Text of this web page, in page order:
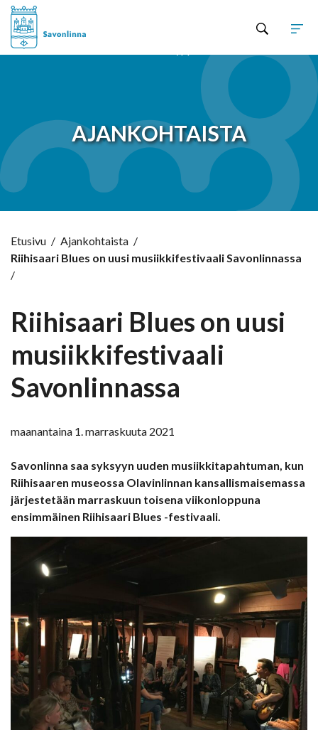
AJANKOHTAISTA
Etusivu / Ajankohtaista /
Riihisaari Blues on uusi musiikkifestivaali Savonlinnassa
/
Riihisaari Blues on uusi
musiikkifestivaali
Savonlinnassa
maanantaina 1. marraskuuta 2021
Savonlinna saa syksyyn uuden musiikkitapahtuman, kun
Riihisaaren museossa Olavinlinnan kansallismaisemassa
järjestetään marraskuun toisena viikonloppuna
ensimmäinen Riihisaari Blues -festivaali.